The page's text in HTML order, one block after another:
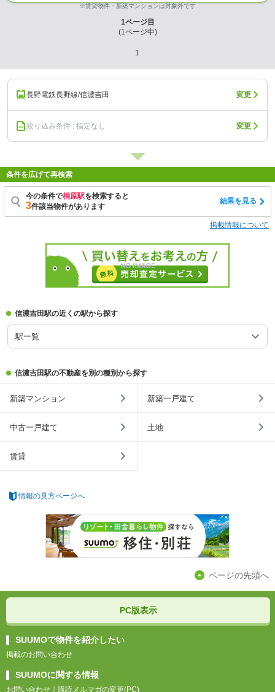
※賃貸物件・新築マンションは対象外です
1ページ目
(1ページ中)
1
長野電鉄長野線/信濃吉田 変更
絞り込み条件 : 指定なし 変更
条件を広げて再検索
今の条件で桐原駅を検索すると
3件該当物件があります
結果を見る
掲載情報について
信濃吉田駅の近くの駅から探す
駅一覧
信濃吉田駅の不動産を別の種別から探す
新築マンション 新築一戸建て
中古一戸建て 土地
賃貸
情報の見方ページへ
ページの先頭へ
PC版表示
SUUMOで物件を紹介したい
掲載のお問い合わせ
SUUMOに関する情報
お問い合わせ 購読メルマガの変更(PC)